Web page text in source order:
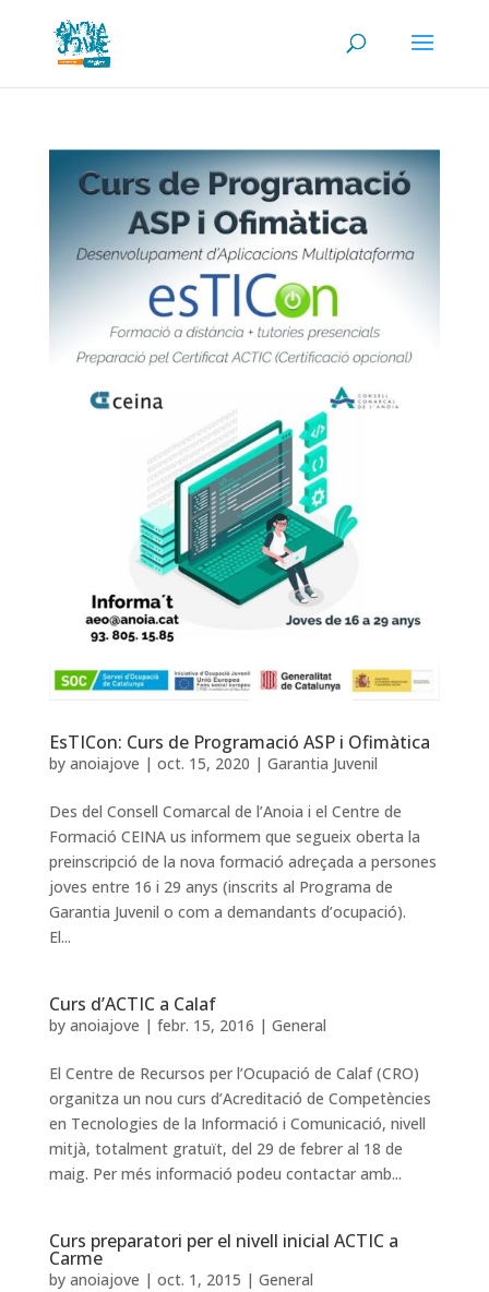
EsTICon: Curs de Programació ASP i Ofimàtica
by anoiajove | oct. 15, 2020 | Garantia Juvenil
Des del Consell Comarcal de l’Anoia i el Centre de
Formació CEINA us informem que segueix oberta la
preinscripció de la nova formació adreçada a persones
joves entre 16 i 29 anys (inscrits al Programa de
Garantia Juvenil o com a demandants d’ocupació).
El...
Curs d’ACTIC a Calaf
by anoiajove | febr. 15, 2016 | General
El Centre de Recursos per l’Ocupació de Calaf (CRO)
organitza un nou curs d’Acreditació de Competències
en Tecnologies de la Informació i Comunicació, nivell
mitjà, totalment gratuït, del 29 de febrer al 18 de
maig. Per més informació podeu contactar amb...
Curs preparatori per el nivell inicial ACTIC a
Carme
by anoiajove | oct. 1, 2015 | General